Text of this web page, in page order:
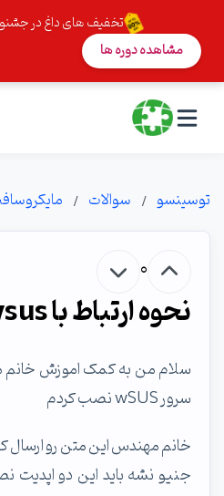
تخفیف های داغ در
مشاهده دوره ها
توسینسو سوالات
0
نحوه ارتباط با wsus
سلام من به کمک اموزش
سرور wSUS نصب کردم
خانم مهندس این متن رو ارسال
جنیو نشه باید این دو